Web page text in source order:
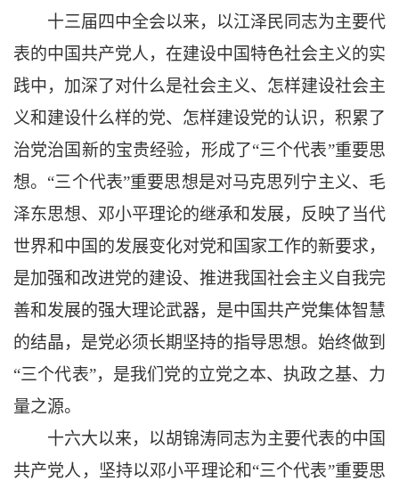
十三届四中全会以来，以江泽民同志为主要代
表的中国共产党人，在建设中国特色社会主义的实
践中，加深了对什么是社会主义、怎样建设社会主
义和建设什么样的党、怎样建设党的认识，积累了
治党治国新的宝贵经验，形成了“三个代表”重要思
想。“三个代表”重要思想是对马克思列宁主义、毛
泽东思想、邓小平理论的继承和发展，反映了当代
世界和中国的发展变化对党和国家工作的新要求，
是加强和改进党的建设、推进我国社会主义自我完
善和发展的强大理论武器，是中国共产党集体智慧
的结晶，是党必须长期坚持的指导思想。始终做到
“三个代表”，是我们党的立党之本、执政之基、力
量之源。
十六大以来，以胡锦涛同志为主要代表的中国
共产党人，坚持以邓小平理论和“三个代表”重要思